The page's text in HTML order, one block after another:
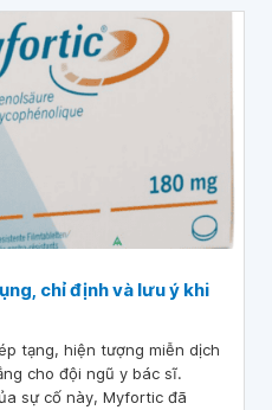
chỉ định và lưu ý khi
tạng, hiện tượng miễn dịch
cho đội ngũ y bác sĩ.
sự cố này, Myfortic đã